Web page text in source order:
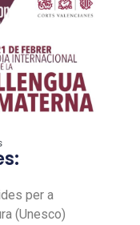
per a
(Unesco)